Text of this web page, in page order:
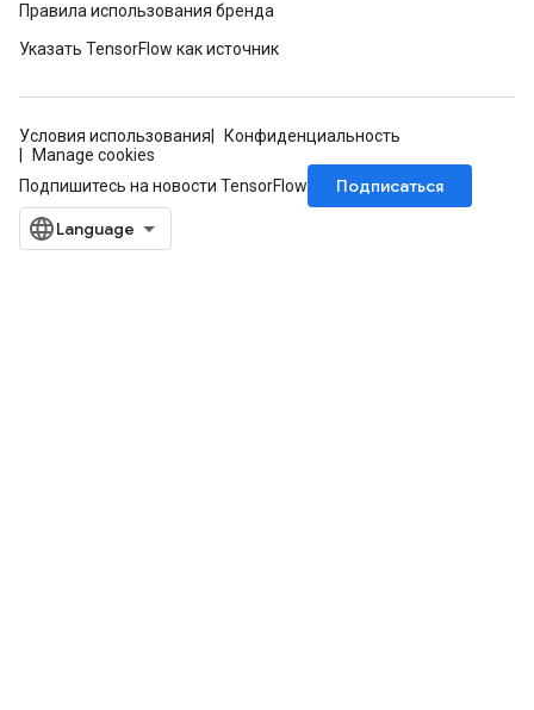
Правила использования бренда
Указать TensorFlow как источник
Условия использования
Конфиденциальность
Manage cookies
Подпишитесь на новости TensorFlow
Подписаться